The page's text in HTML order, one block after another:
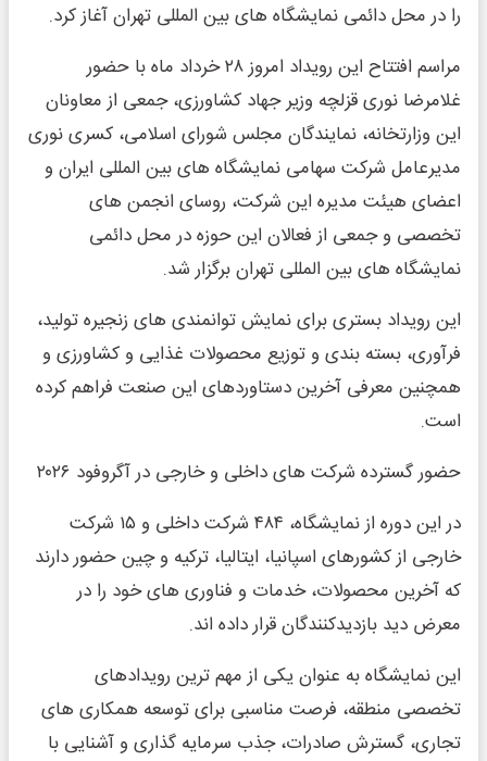
را در محل دائمی نمایشگاه های بین المللی تهران آغاز کرد.
مراسم افتتاح این رویداد امروز ۲۸ خرداد ماه با حضور
غلامرضا نوری قزلچه وزیر جهاد کشاورزی، جمعی از معاونان
این وزارتخانه، نمایندگان مجلس شورای اسلامی، کسری نوری
مدیرعامل شرکت سهامی نمایشگاه های بین المللی ایران و
اعضای هیئت مدیره این شرکت، روسای انجمن های
تخصصی و جمعی از فعالان این حوزه در محل دائمی
نمایشگاه های بین المللی تهران برگزار شد.
این رویداد بستری برای نمایش توانمندی های زنجیره تولید،
فرآوری، بسته بندی و توزیع محصولات غذایی و کشاورزی و
همچنین معرفی آخرین دستاوردهای این صنعت فراهم کرده
است.
حضور گسترده شرکت های داخلی و خارجی در آگروفود ۲۰۲۶
در این دوره از نمایشگاه، ۴۸۴ شرکت داخلی و ۱۵ شرکت
خارجی از کشورهای اسپانیا، ایتالیا، ترکیه و چین حضور دارند
که آخرین محصولات، خدمات و فناوری های خود را در
معرض دید بازدیدکنندگان قرار داده اند.
این نمایشگاه به عنوان یکی از مهم ترین رویدادهای
تخصصی منطقه، فرصت مناسبی برای توسعه همکاری های
تجاری، گسترش صادرات، جذب سرمایه گذاری و آشنایی با